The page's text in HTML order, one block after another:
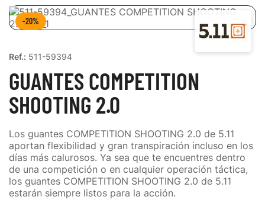
-20%
Ref.: 511-59394
GUANTES COMPETITION
SHOOTING 2.0
Los guantes COMPETITION SHOOTING 2.0 de 5.11
aportan flexibilidad y gran transpiración incluso en los
días más calurosos. Ya sea que te encuentres dentro
de una competición o en cualquier operación táctica,
los guantes COMPETITION SHOOTING 2.0 de 5.11
estarán siempre listos para la acción.